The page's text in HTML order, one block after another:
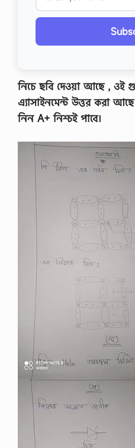
নিচে ছবি দেওয়া আছে , ওই
এ্যাসাইনমেন্ট উত্তর করা
নিন A+ নিশ্চই পাবে।